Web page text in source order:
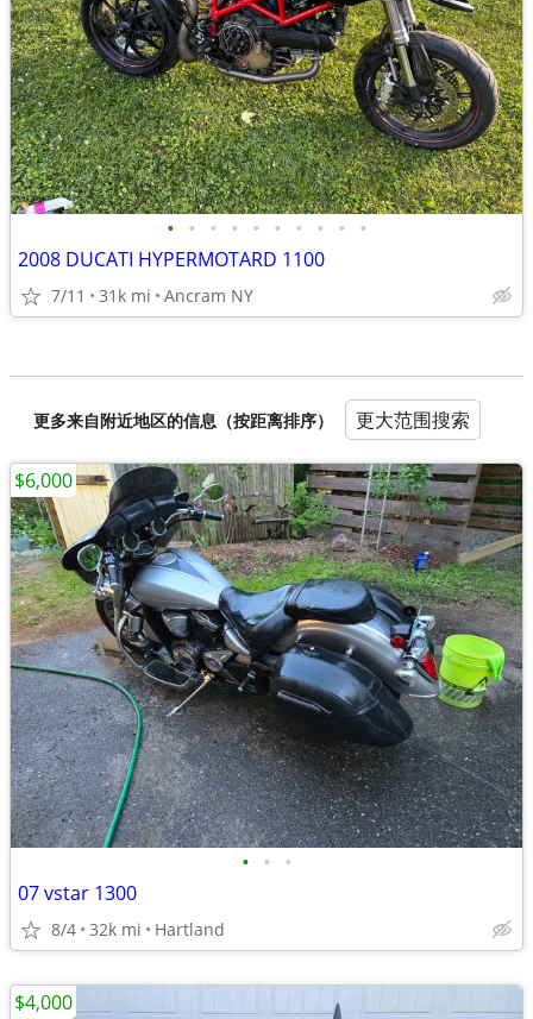
• • • • • • • • • •
2008 DUCATI HYPERMOTARD 1100
7/11 31k mi Ancram NY
更多来自附近地区的信息（按距离排序） 更大范围搜索
• • •
07 vstar 1300
8/4 32k mi Hartland
$6,000
$4,000